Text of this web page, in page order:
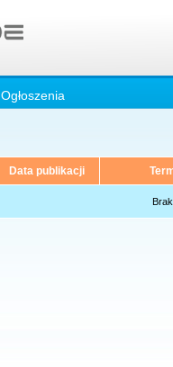
Ogłoszenia
Data publikacji